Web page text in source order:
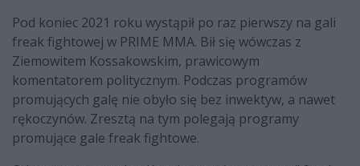
Pod koniec 2021 roku wystąpił po raz pierwszy na gali
freak fightowej w PRIME MMA. Bił się wówczas z
Ziemowitem Kossakowskim, prawicowym
komentatorem politycznym. Podczas programów
promujących galę nie obyło się bez inwektyw, a nawet
rękoczynów. Zresztą na tym polegają programy
promujące gale freak fightowe.